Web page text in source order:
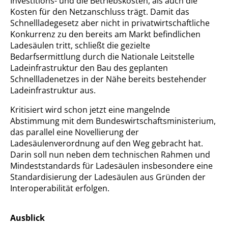
Kosten für den Netzanschluss trägt. Damit das
Schnellladegesetz aber nicht in privatwirtschaftliche
Konkurrenz zu den bereits am Markt befindlichen
Ladesäulen tritt, schließt die gezielte
Bedarfsermittlung durch die Nationale Leitstelle
Ladeinfrastruktur den Bau des geplanten
Schnellladenetzes in der Nähe bereits bestehender
Ladeinfrastruktur aus.
Kritisiert wird schon jetzt eine mangelnde
Abstimmung mit dem Bundeswirtschaftsministerium,
das parallel eine Novellierung der
Ladesäulenverordnung auf den Weg gebracht hat.
Darin soll nun neben dem technischen Rahmen und
Mindeststandards für Ladesäulen insbesondere eine
Standardisierung der Ladesäulen aus Gründen der
Interoperabilität erfolgen.
Ausblick